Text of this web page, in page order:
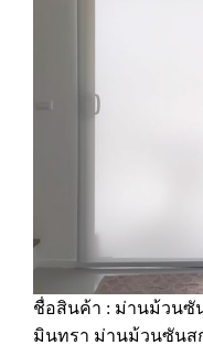
ชื่อสินค้า : ม่านม้วนซั
มินทรา ม่านม้วนซันส